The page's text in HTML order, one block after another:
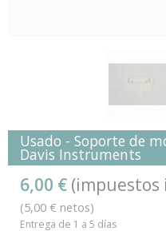
Usado - Soporte de
Davis Instruments
6,00 € (impuestos
(5,00 € netos)
Entrega de 1 a 5 días